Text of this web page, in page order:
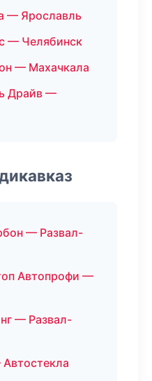
— Ярославль
— Челябинск
— Махачкала
Драйв —
— Развал-
Автопрофи —
— Развал-